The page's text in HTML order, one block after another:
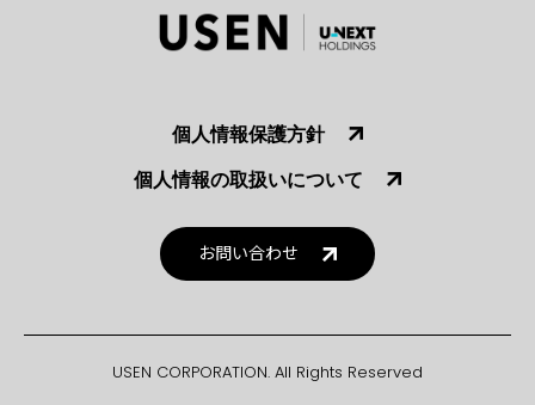
個人情報保護方針
個人情報の取扱いについて
お問い合わせ
USEN CORPORATION. All Rights Reserved